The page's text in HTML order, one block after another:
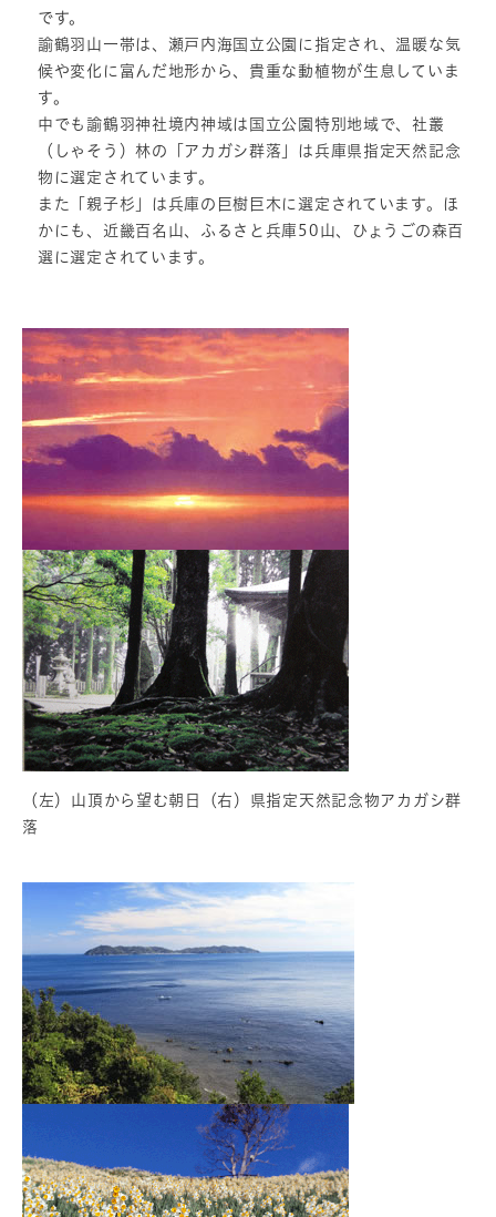
です。
諭鶴羽山一帯は、瀬戸内海国立公園に指定され、温暖な気
候や変化に富んだ地形から、貴重な動植物が生息していま
す。
中でも諭鶴羽神社境内神域は国立公園特別地域で、社叢
（しゃそう）林の「アカガシ群落」は兵庫県指定天然記念
物に選定されています。
また「親子杉」は兵庫の巨樹巨木に選定されています。ほ
かにも、近畿百名山、ふるさと兵庫50山、ひょうごの森百
選に選定されています。
（左）山頂から望む朝日（右）県指定天然記念物アカガシ群
落